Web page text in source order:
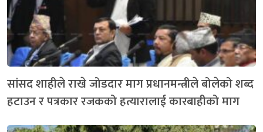
सांसद शाहीले राखे जोडदार माग प्रधानमन्त्रीले बोलेको शब्द
हटाउन र पत्रकार रजकको हत्यारालाई कारबाहीको माग